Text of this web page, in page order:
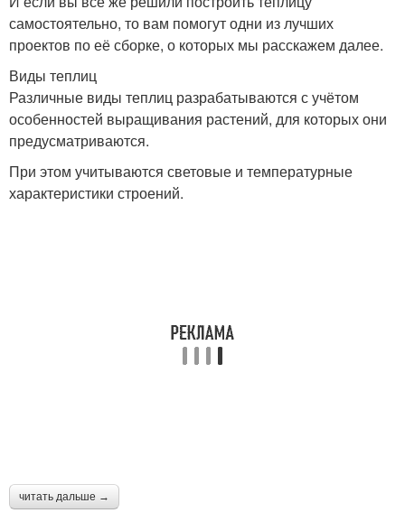
самостоятельно, то вам помогут одни из лучших
проектов по её сборке, о которых мы расскажем далее.
Виды теплиц
Различные виды теплиц разрабатываются с учётом
особенностей выращивания растений, для которых они
предусматриваются.
При этом учитываются световые и температурные
характеристики строений.
читать дальше →